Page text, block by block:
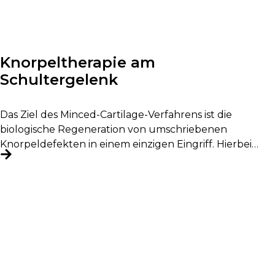
Knorpeltherapie am
Schultergelenk
Das Ziel des Minced-Cartilage-Verfahrens ist die
biologische Regeneration von umschriebenen
Knorpeldefekten in einem einzigen Eingriff. Hierbei
wird körpereigenes Knorpelgewebe entnommen,...